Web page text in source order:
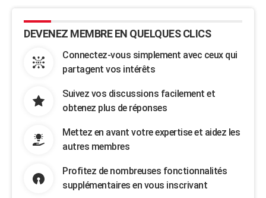
DEVENEZ MEMBRE EN QUELQUES CLICS
Connectez-vous simplement avec ceux qui
partagent vos intérêts
Suivez vos discussions facilement et
obtenez plus de réponses
Mettez en avant votre expertise et aidez les
autres membres
Profitez de nombreuses fonctionnalités
supplémentaires en vous inscrivant